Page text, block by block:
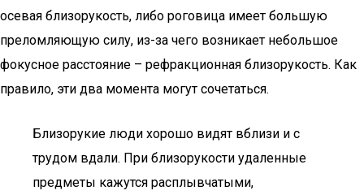
осевая близорукость, либо роговица имеет большую
преломляющую силу, из-за чего возникает небольшое
фокусное расстояние – рефракционная близорукость. Как
правило, эти два момента могут сочетаться.
Близорукие люди хорошо видят вблизи и с
трудом вдали. При близорукости удаленные
предметы кажутся расплывчатыми,